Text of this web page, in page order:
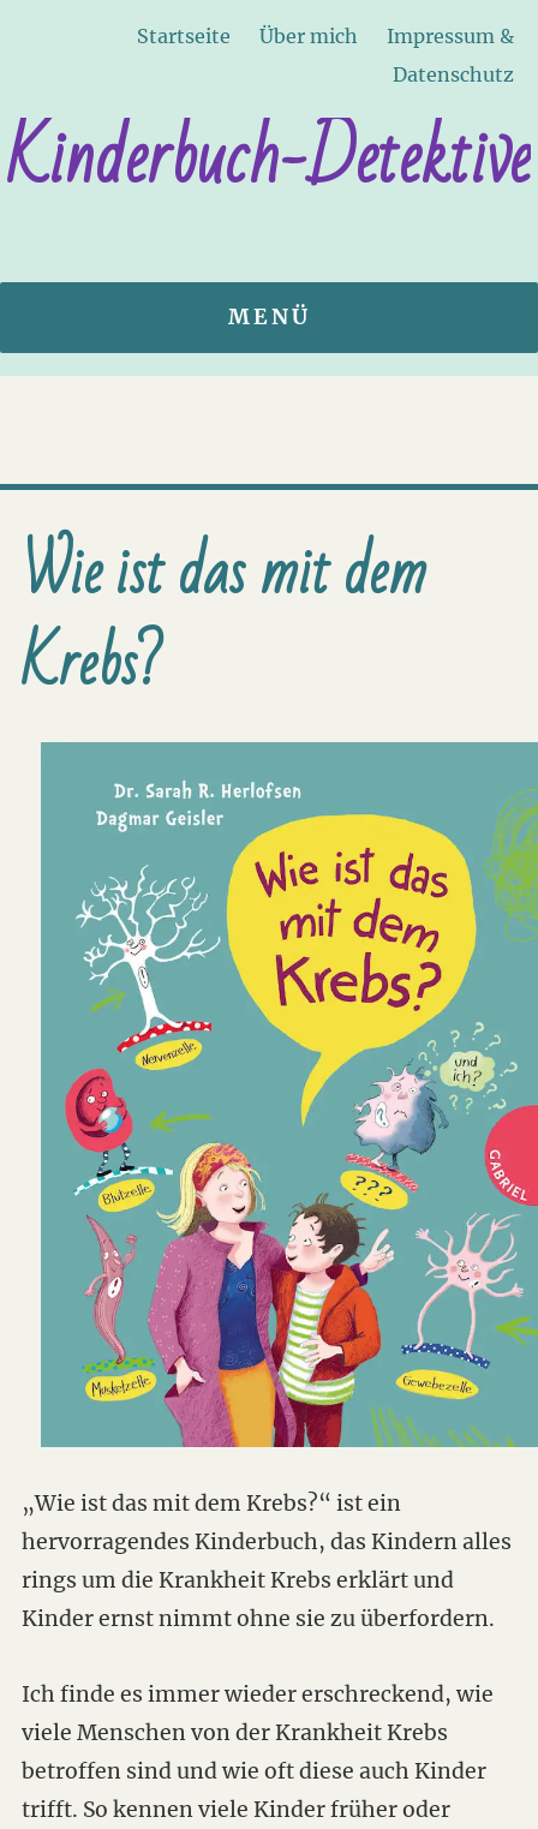
Startseite Über mich
Impressum &
Datenschutz
Kinderbuch-Detektive
MENÜ
Wie ist das mit dem
Krebs?
„Wie ist das mit dem Krebs?“ ist ein
hervorragendes Kinderbuch, das Kindern alles
rings um die Krankheit Krebs erklärt und
Kinder ernst nimmt ohne sie zu überfordern.
Ich finde es immer wieder erschreckend, wie
viele Menschen von der Krankheit Krebs
betroffen sind und wie oft diese auch Kinder
trifft. So kennen viele Kinder früher oder